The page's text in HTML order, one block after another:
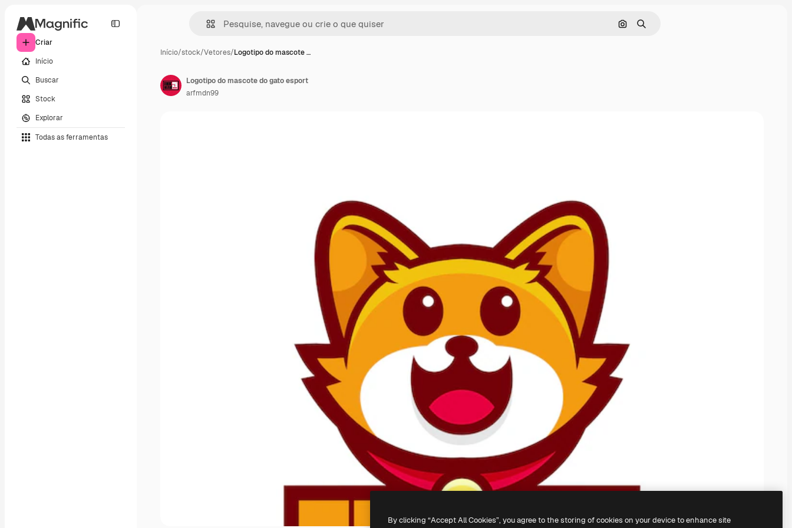
Criar
Início
Buscar
Stock
Explorar
Todas as ferramentas
Pesquisar por imagem
Buscar
Início/stock/Vetores/Logotipo do mascote …
Logotipo do mascote do gato esport
arfmdn99
By clicking “Accept All Cookies”, you agree to the storing of cookies on your device to enhance site